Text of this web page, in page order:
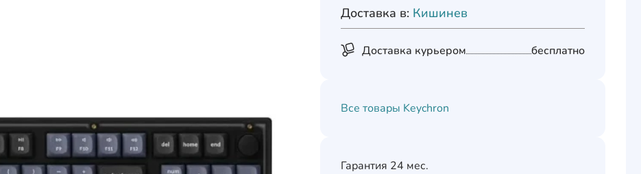
Доставка в: Кишинев
Доставка курьером бесплатно
Все товары Keychron
Гарантия 24 мес.